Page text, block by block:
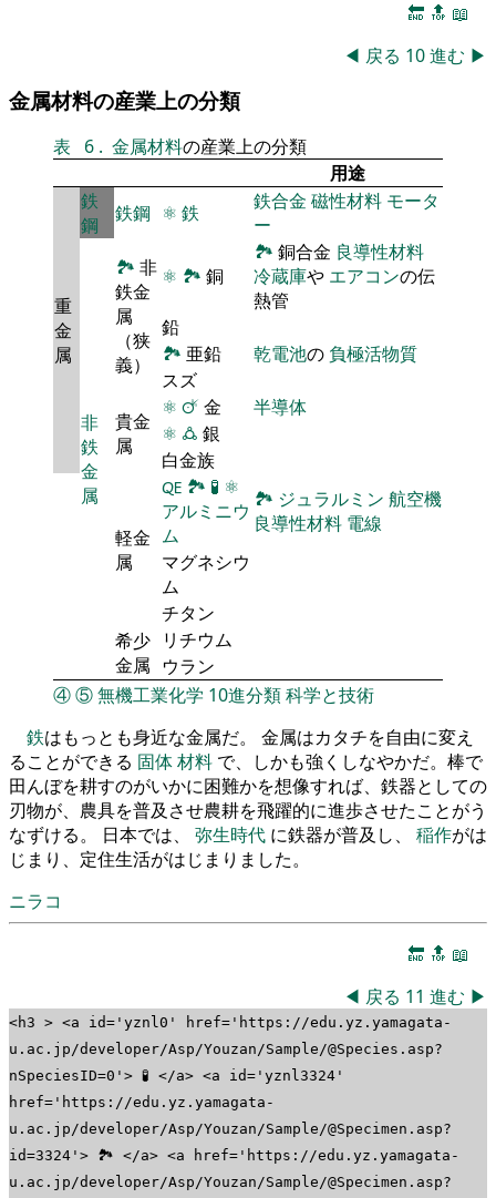
🔚 🔝 📖
◀ 戻る 10進む ▶
金属材料の産業上の分類
表 6 . 金属材料の産業上の分類
用途
重
金
属
鉄
鋼
鉄鋼 ⚛ 鉄 鉄合金 磁性材料 モータ
ー
非
鉄
金
属
🏞 非
鉄金
属
（狭
義）
⚛ 🏞 銅
🏞 銅合金 良導性材料
冷蔵庫や エアコンの伝
熱管
鉛
🏞 亜鉛 乾電池の 負極活物質
スズ
貴金
属
⚛ 🜚 金
半導体
⚛ 🜛 銀
白金族
軽金
属
🜀 🏞 🧪 ⚛
アルミニウ
ム
🏞 ジュラルミン 航空機
良導性材料 電線
マグネシウ
ム
チタン
希少
金属
リチウム
ウラン
④⑤無機工業化学 10進分類科学と技術
鉄はもっとも身近な金属だ。 金属はカタチを自由に変え
ることができる 固体材料 で、しかも強くしなやかだ。棒で
田んぼを耕すのがいかに困難かを想像すれば、鉄器としての
刃物が、農具を普及させ農耕を飛躍的に進歩させたことがう
なずける。 日本では、 弥生時代 に鉄器が普及し、 稲作がは
じまり、定住生活がはじまりました。
ニラコ
🔚 🔝 📖
◀ 戻る 11 進む ▶
<h3 > <a id='yznl0' href='https://edu.yz.yamagata-
u.ac.jp/developer/Asp/Youzan/Sample/@Species.asp?
nSpeciesID=0'> 🧪 </a> <a id='yznl3324'
href='https://edu.yz.yamagata-
u.ac.jp/developer/Asp/Youzan/Sample/@Specimen.asp?
id=3324'> 🏞 </a> <a href='https://edu.yz.yamagata-
u.ac.jp/developer/Asp/Youzan/Sample/@Specimen.asp?